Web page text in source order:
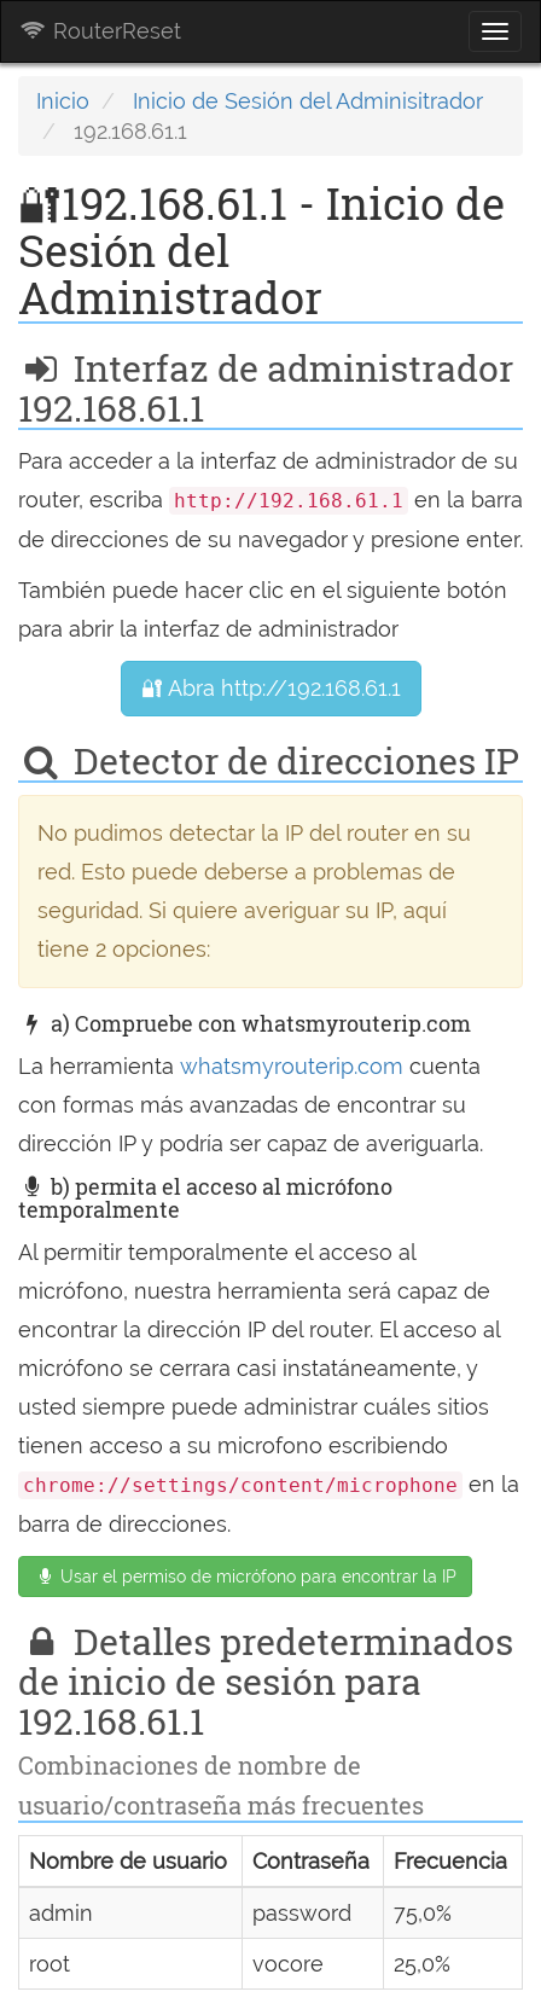
RouterReset
Inicio
Inicio de Sesión del Adminisitrador
192.168.61.1
🔐192.168.61.1 - Inicio de
Sesión del
Administrador
Interfaz de administrador
192.168.61.1
Para acceder a la interfaz de administrador de su
router, escriba http://192.168.61.1 en la barra
de direcciones de su navegador y presione enter.
También puede hacer clic en el siguiente botón
para abrir la interfaz de administrador
🔐 Abra http://192.168.61.1
Detector de direcciones IP
No pudimos detectar la IP del router en su
red. Esto puede deberse a problemas de
seguridad. Si quiere averiguar su IP, aquí
tiene 2 opciones:
a) Compruebe con whatsmyrouterip.com
La herramienta whatsmyrouterip.com cuenta
con formas más avanzadas de encontrar su
dirección IP y podría ser capaz de averiguarla.
b) permita el acceso al micrófono
temporalmente
Al permitir temporalmente el acceso al
micrófono, nuestra herramienta será capaz de
encontrar la dirección IP del router. El acceso al
micrófono se cerrara casi instatáneamente, y
usted siempre puede administrar cuáles sitios
tienen acceso a su microfono escribiendo
chrome://settings/content/microphone en la
barra de direcciones.
Usar el permiso de micrófono para encontrar la IP
Detalles predeterminados
de inicio de sesión para
192.168.61.1
Combinaciones de nombre de
usuario/contraseña más frecuentes
Nombre de usuario Contraseña Frecuencia
admin password
75,0%
root
vocore 25,0%